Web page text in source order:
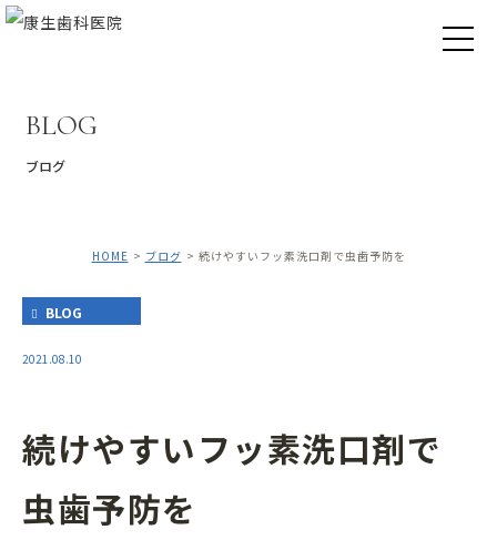
BLOG
ブログ
HOME ブログ 続けやすいフッ素洗口剤で虫歯予防を
BLOG
2021.08.10
続けやすいフッ素洗口剤で
虫歯予防を